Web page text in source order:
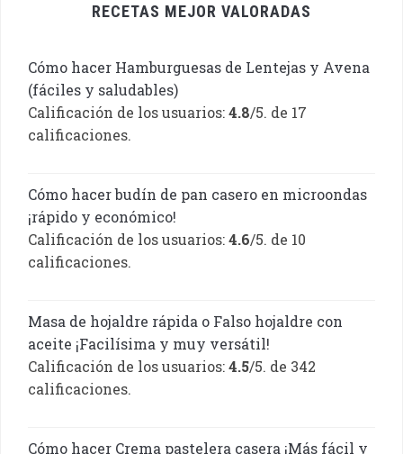
RECETAS MEJOR VALORADAS
Cómo hacer Hamburguesas de Lentejas y Avena
(fáciles y saludables)
Calificación de los usuarios:4.8/5. de 17
calificaciones.
Cómo hacer budín de pan casero en microondas
¡rápido y económico!
Calificación de los usuarios:4.6/5. de 10
calificaciones.
Masa de hojaldre rápida o Falso hojaldre con
aceite ¡Facilísima y muy versátil!
Calificación de los usuarios:4.5/5. de 342
calificaciones.
Cómo hacer Crema pastelera casera ¡Más fácil y